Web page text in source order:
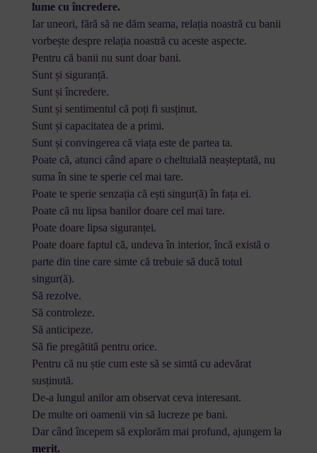
lume cu încredere.
Iar uneori, fără să ne dăm seama, relația noastră cu banii
vorbește despre relația noastră cu aceste aspecte.
Pentru că banii nu sunt doar bani.
Sunt și siguranță.
Sunt și încredere.
Sunt și sentimentul că poți fi susținut.
Sunt și capacitatea de a primi.
Sunt și convingerea că viața este de partea ta.
Poate că, atunci când apare o cheltuială neașteptată, nu
suma în sine te sperie cel mai tare.
Poate te sperie senzația că ești singur(ă) în fața ei.
Poate că nu lipsa banilor doare cel mai tare.
Poate doare lipsa siguranței.
Poate doare faptul că, undeva în interior, încă există o
parte din tine care simte că trebuie să ducă totul
singur(ă).
Să rezolve.
Să controleze.
Să anticipeze.
Să fie pregătită pentru orice.
Pentru că nu știe cum este să se simtă cu adevărat
susținută.
De-a lungul anilor am observat ceva interesant.
De multe ori oamenii vin să lucreze pe bani.
Dar când începem să explorăm mai profund, ajungem la
merit.